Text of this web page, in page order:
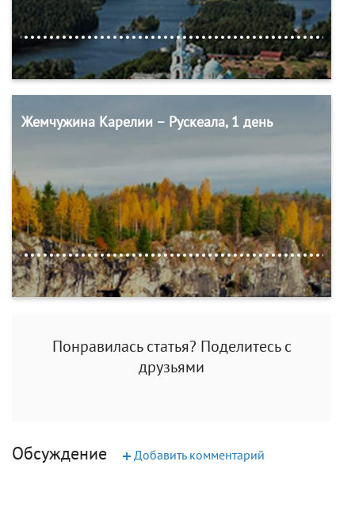
Жемчужина Карелии – Рускеала, 1 день
Понравилась статья? Поделитесь с
друзьями
Обсуждение +Добавить комментарий